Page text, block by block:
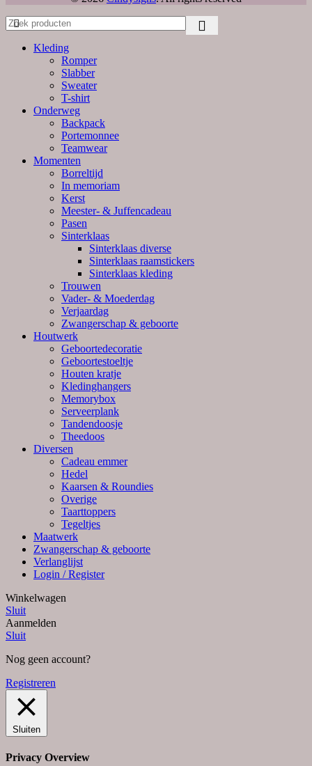
Kleding
Romper
Slabber
Sweater
T-shirt
Onderweg
Backpack
Portemonnee
Teamwear
Momenten
Borreltijd
In memoriam
Kerst
Meester- & Juffencadeau
Pasen
Sinterklaas
Sinterklaas diverse
Sinterklaas raamstickers
Sinterklaas kleding
Trouwen
Vader- & Moederdag
Verjaardag
Zwangerschap & geboorte
Houtwerk
Geboortedecoratie
Geboortestoeltje
Houten kratje
Kledinghangers
Memorybox
Serveerplank
Tandendoosje
Theedoos
Diversen
Cadeau emmer
Hedel
Kaarsen & Roundies
Overige
Taarttoppers
Tegeltjes
Maatwerk
Zwangerschap & geboorte
Verlanglijst
Login / Register
Winkelwagen
Sluit
Aanmelden
Sluit
Nog geen account?
Registreren
Sluiten
Privacy Overview